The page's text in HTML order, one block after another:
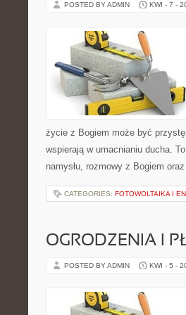
POSTED BY ADMIN KWI - 7 -
życie z Bogiem może być
wspierają w umacnianiu ducha.
namysłu, rozmowy z Bogiem
CATEGORIES: FOTOWOLTAIKA I
OGRODZENIA I
POSTED BY ADMIN KWI - 5 -